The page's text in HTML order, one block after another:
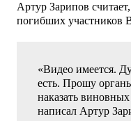
Артур Зарипов
погибших участников
«Видео имеется.
есть. Прошу
наказать
написал Артур